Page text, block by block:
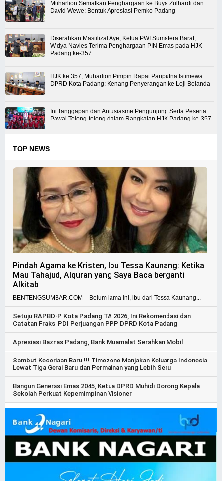
Muharlion Sematkan Penghargaan ke Buya Zulhardi dan
David Wewe: Bentuk Apresiasi Pemko Padang
Diserahkan Mastilizal Aye, Ketua PWI Sumatera Barat,
Widya Navies Terima Penghargaan PIN Emas pada HJK
Padang ke-357
HJK ke 357, Muharlion Pimpin Rapat Pariputna Istimewa
DPRD Kota Padang: Kenang Penyerangan ke Loji Belanda
Ini Tanggapan dan Antusiasme Pengunjung Serta Peserta
Pawai Telong-telong dalam Rangkaian HJK Padang ke-357
TOP NEWS
Pindah Agama ke Kristen, Ibu Tessa Kaunang: Ketika
Mau Tahajud, Alquran yang Saya Baca berganti
Alkitab
BENTENGSUMBAR.COM – Belum lama ini, ibu dari Tessa Kaunang...
Setuju RAPBD-P Kota Padang TA 2026, Ini Rekomendasi dan
Catatan Fraksi PDI Perjuangan PPP DPRD Kota Padang
Apresiasi Baznas Padang, Bank Muamalat Serahkan Mobil
Sambut Keceriaan Baru !!! Timezone Manjakan Keluarga Indonesia
Lewat Tiga Gerai Baru dan Permainan yang Lebih Seru
Bangun Generasi Emas 2045, Ketua DPRD Muhidi Dorong Kepala
Sekolah Perkuat Kepemimpinan Visioner